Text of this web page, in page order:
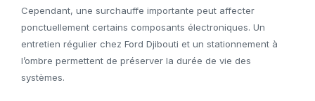
Cependant, une surchauffe importante peut affecter
ponctuellement certains composants électroniques. Un
entretien régulier chez Ford Djibouti et un stationnement à
l’ombre permettent de préserver la durée de vie des
systèmes.